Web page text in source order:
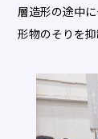
層造形の途中
形物のそりを